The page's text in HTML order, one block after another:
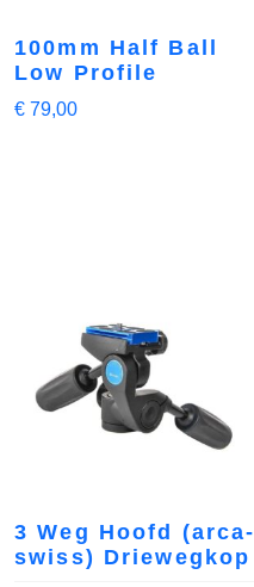
100mm Half Ball
Low Profile
€ 79,00
3 Weg Hoofd (arca-
swiss) Driewegkop